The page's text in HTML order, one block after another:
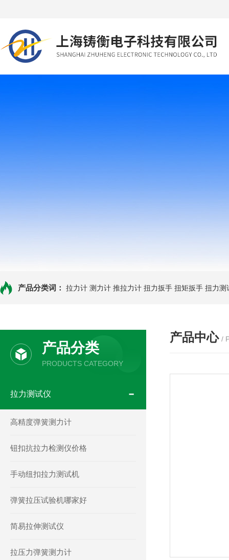
产品分类词： 拉力计 测力计 推拉力计 扭力扳手 扭矩扳手 扭力测
产品分类
PRODUCTS CATEGORY
拉力测试仪
高精度弹簧测力计
钮扣抗拉力检测仪价格
手动纽扣拉力测试机
弹簧拉压试验机哪家好
简易拉伸测试仪
拉压力弹簧测力计
产品中心 /